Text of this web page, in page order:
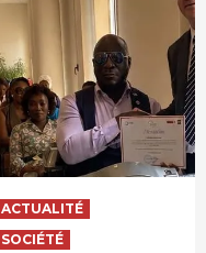
ACTUALITÉ
SOCIÉTÉ